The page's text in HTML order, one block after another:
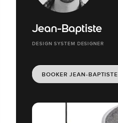
Jean-Baptiste
DESIGN SYSTEM DESIGNER
BOOKER JEAN-BAPTISTE